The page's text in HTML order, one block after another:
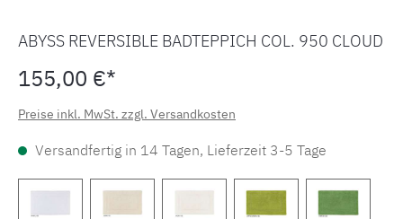
ABYSS REVERSIBLE BADTEPPICH COL. 950 CLOUD
155,00 €*
Preise inkl. MwSt. zzgl. Versandkosten
Versandfertig in 14 Tagen, Lieferzeit 3-5 Tage